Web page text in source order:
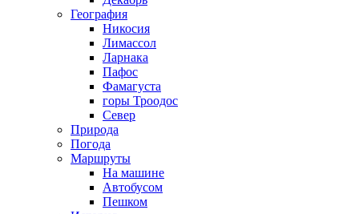
География
Никосия
Лимассол
Ларнака
Пафос
Фамагуста
горы Троодос
Север
Природа
Погода
Маршруты
На машине
Автобусом
Пешком